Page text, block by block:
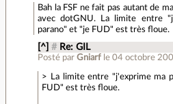
Bah la FSF ne fait pas autant de
avec dotGNU. La limite entre
parano" et "je FUD" est très floue.
[^] # Re: GIL
Posté parGniarf le 04 octobre
> La limite entre "j'exprime ma
FUD" est très floue.